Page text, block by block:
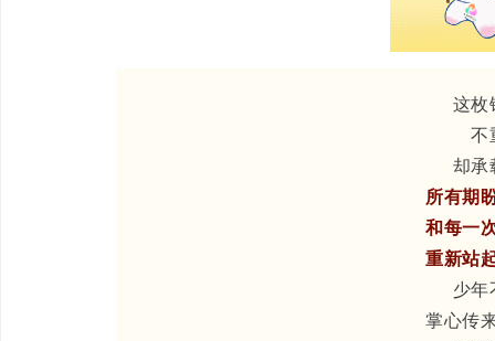
这枚
不
却承
所有期
和每一
重新站
少年
掌心传